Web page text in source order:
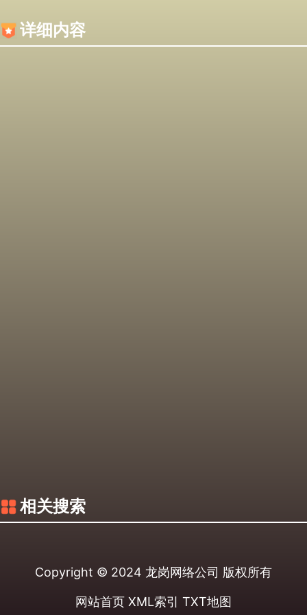
详细内容
相关搜索
Copyright © 2024 龙岗网络公司 版权所有
网站首页 XML索引 TXT地图